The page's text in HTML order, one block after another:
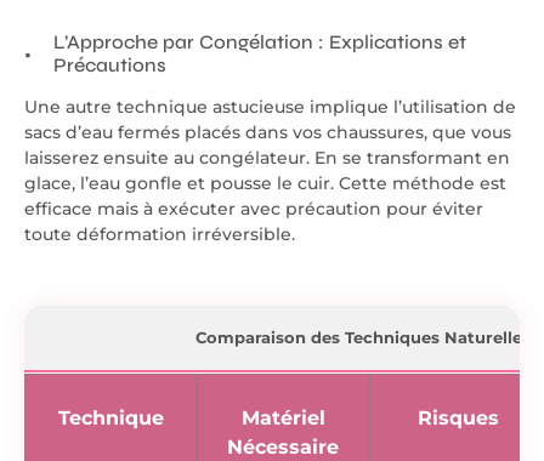
L’Approche par Congélation : Explications et
Précautions
Une autre technique astucieuse implique l’utilisation de
sacs d’eau fermés placés dans vos chaussures, que vous
laisserez ensuite au congélateur. En se transformant en
glace, l’eau gonfle et pousse le cuir. Cette méthode est
efficace mais à exécuter avec précaution pour éviter
toute déformation irréversible.
Comparaison des Techniques Naturelles
Technique
Matériel
Nécessaire
Risques